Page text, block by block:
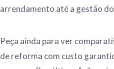
arrendamento até a gestão
Peça ainda para ver
de reforma com custo